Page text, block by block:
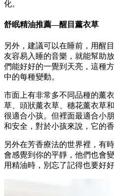
化。
舒眠精油推薦—醒目薰衣草
另外，建議可以在睡前，用醒
友容易入睡的音樂，就能幫助
們能好好的一覺到天亮，這種
中的每種變動。
市面上有非常多不同品種的薰
草、頭狀薰衣草、穗花薰衣草
很適合小孩。但裡面最適合小
和安全，對於小孩來說，它的
另外在芳香療法的世界裡，有
會感覺到你的平靜，他們也會
用精油時，別忘了記得也要好